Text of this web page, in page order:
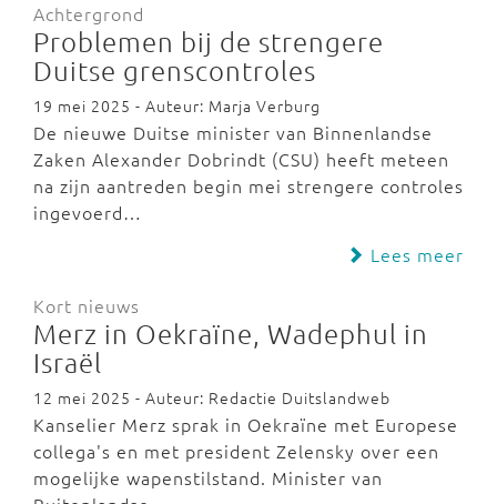
Achtergrond
Problemen bij de strengere
Duitse grenscontroles
19 mei 2025 - Auteur: Marja Verburg
De nieuwe Duitse minister van Binnenlandse
Zaken Alexander Dobrindt (CSU) heeft meteen
na zijn aantreden begin mei strengere controles
ingevoerd…
Lees meer
Kort nieuws
Merz in Oekraïne, Wadephul in
Israël
12 mei 2025 - Auteur: Redactie Duitslandweb
Kanselier Merz sprak in Oekraïne met Europese
collega's en met president Zelensky over een
mogelijke wapenstilstand. Minister van